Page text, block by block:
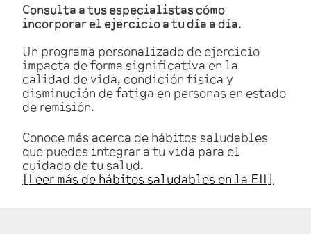
Consulta a tus especialistas cómo
incorporar el ejercicio a tu día a día.
Un programa personalizado de ejercicio
impacta de forma significativa en la
calidad de vida, condición física y
disminución de fatiga en personas en estado
de remisión.
Conoce más acerca de hábitos saludables
que puedes integrar a tu vida para el
cuidado de tu salud.
[Leer más de hábitos saludables en la EII]